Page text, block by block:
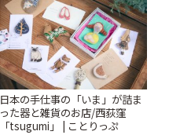
日本の手仕事の「いま」が詰ま
った器と雑貨のお店/西荻窪
「tsugumi」 | ことりっぷ